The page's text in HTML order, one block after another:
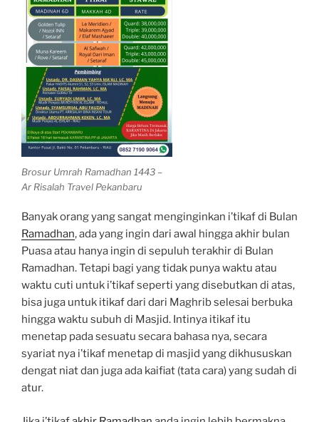
Brosur Umrah Ramadhan 1443 –
Ar Risalah Travel Pekanbaru
Banyak orang yang sangat menginginkan i’tikaf di Bulan
Ramadhan, ada yang ingin dari awal hingga akhir bulan
Puasa atau hanya ingin di sepuluh terakhir di Bulan
Ramadhan. Tetapi bagi yang tidak punya waktu atau
waktu cuti untuk i’tikaf seperti yang disebutkan di atas,
bisa juga untuk itikaf dari dari Maghrib selesai berbuka
hingga waktu subuh di Masjid. Intinya itikaf itu
menetap pada sesuatu secara bahasa nya, secara
syariat nya i’tikaf menetap di masjid yang dikhususkan
dengat niat dan juga ada kaifiat (tata cara) yang sudah di
atur.